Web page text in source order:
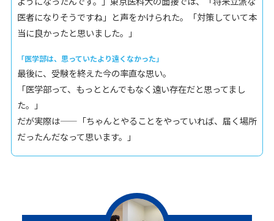
医者になりそうですね」と声をかけられた。「対策していて本
当に良かったと思いました。」
「医学部は、思っていたより遠くなかった」
最後に、受験を終えた今の率直な思い。
「医学部って、もっととんでもなく遠い存在だと思ってまし
た。」
だが実際は——「ちゃんとやることをやっていれば、届く場所
だったんだなって思います。」